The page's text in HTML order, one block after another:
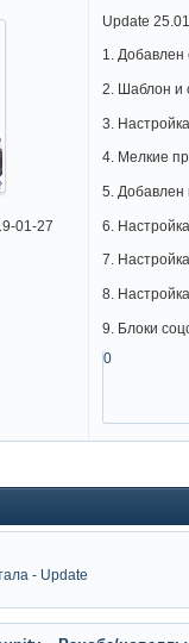
01-27
Update
1. Добавлен
2. Шаблон и
3.
4. Мелкие
5. Добавлен
6.
7.
8.
9. Блоки
0
- Update